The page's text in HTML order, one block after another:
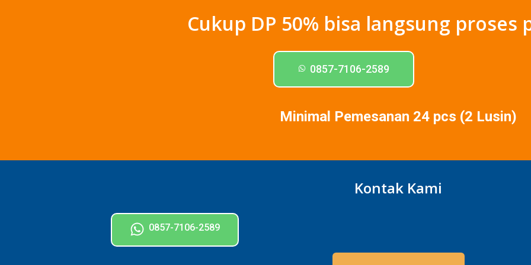
Cukup DP 50% bisa langsung proses
0857-7106-2589
Minimal Pemesanan 24 pcs (2 Lusin)
Kontak Kami
0857-7106-2589